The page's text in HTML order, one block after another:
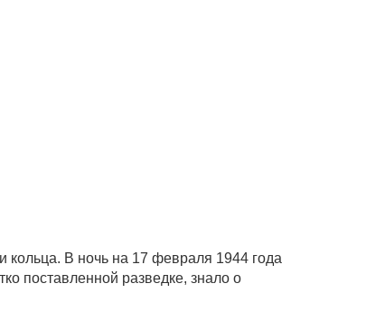
В ночь на 17 февраля 1944 года
поставленной разведке, знало о